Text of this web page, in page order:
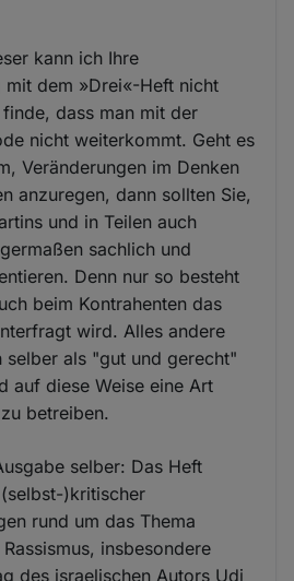
kann ich Ihre
mit dem »Drei«-Heft nicht
dass man mit der
nicht weiterkommt. Geht es
Veränderungen im Denken
anzuregen, dann sollten Sie,
und in Teilen auch
sachlich und
Denn nur so besteht
beim Kontrahenten das
wird. Alles andere
selber als "gut und gerecht"
auf diese Weise eine Art
betreiben.
selber: Das Heft
)kritischer
rund um das Thema
insbesondere
des israelischen Autors Udi